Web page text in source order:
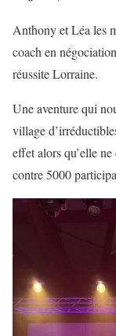
Anthony et Léa les
coach en
réussite Lorraine.
Une aventure qui
village
effet alors qu’elle
contre 5000